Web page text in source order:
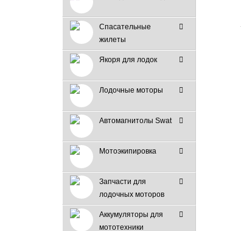
Спасательные
жилеты
Якоря для лодок
Лодочные моторы
Автомагнитолы Swat
Мотоэкипировка
Запчасти для
лодочных моторов
Аккумуляторы для
мототехники